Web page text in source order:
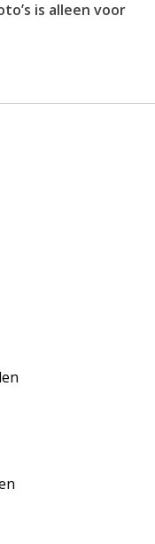
is alleen voor